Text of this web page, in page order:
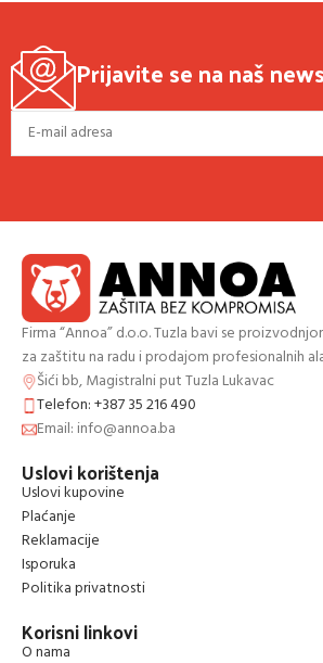
Prijavite se na naš
Firma “Annoa” d.o.o. Tuzla bavi se
za zaštitu na radu i prodajom profesionalnih
Šići bb, Magistralni put Tuzla Lukavac
Telefon: +387 35 216 490
Email: info@annoa.ba
Uslovi korištenja
Uslovi kupovine
Plaćanje
Reklamacije
Isporuka
Politika privatnosti
Korisni linkovi
O nama